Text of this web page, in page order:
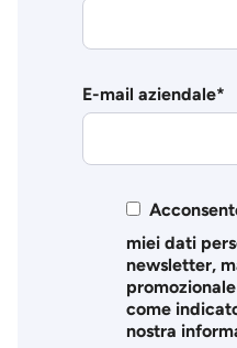
E-mail aziendale*
miei dati
newsletter,
come
nostra